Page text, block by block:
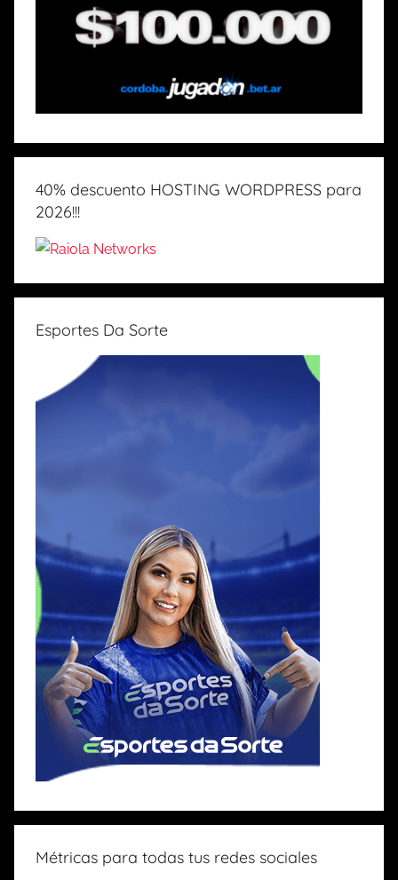
40% descuento HOSTING WORDPRESS para
2026!!!
Esportes Da Sorte
Métricas para todas tus redes sociales